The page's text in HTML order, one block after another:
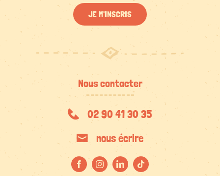
JE M'INSCRIS
Nous contacter
02 90 41 30 35
nous écrire